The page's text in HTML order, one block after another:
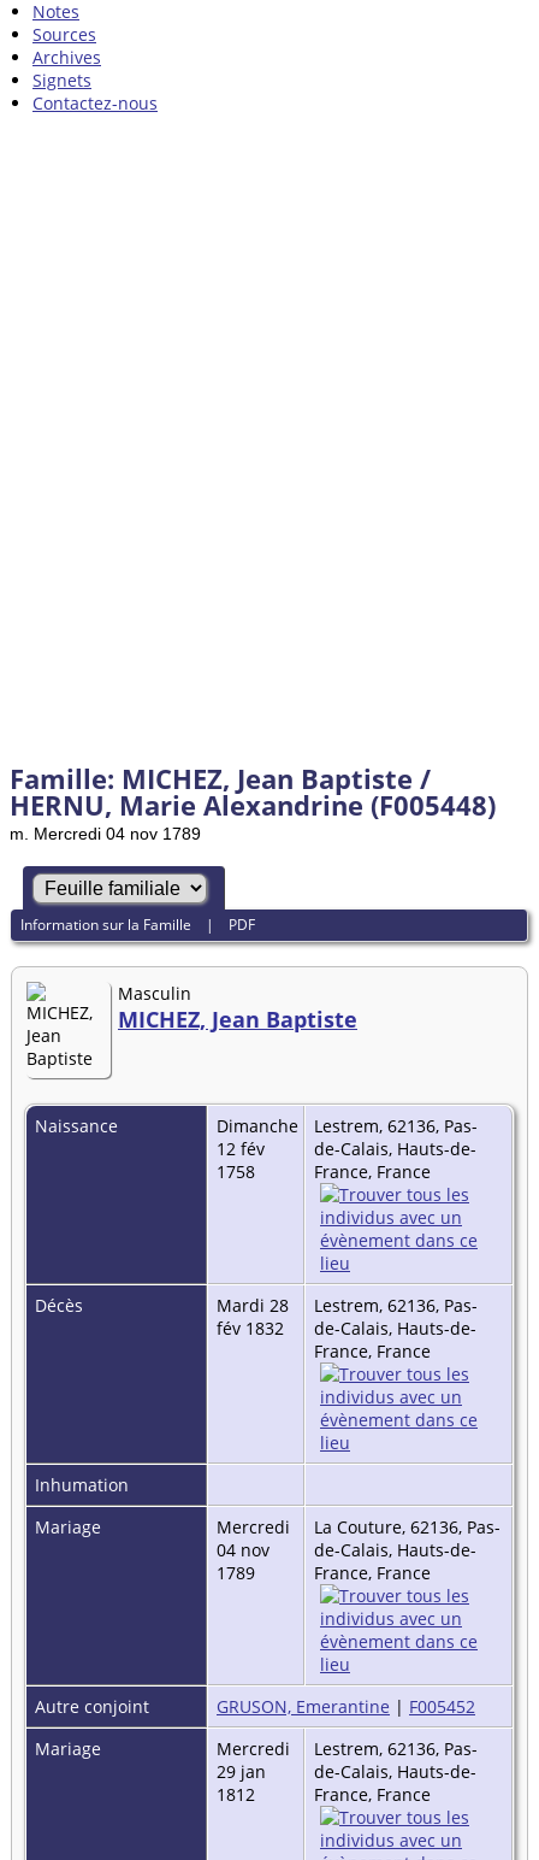
Notes
Sources
Archives
Signets
Contactez-nous
Famille: MICHEZ, Jean Baptiste /
HERNU, Marie Alexandrine (F005448)
m. Mercredi 04 nov 1789
Information sur la Famille | PDF
Masculin
MICHEZ, Jean Baptiste
Naissance
Dimanche
12 fév
1758
Lestrem, 62136, Pas-
de-Calais, Hauts-de-
France, France
Décès
Mardi 28
fév 1832
Lestrem, 62136, Pas-
de-Calais, Hauts-de-
France, France
Inhumation
Mariage
Mercredi
04 nov
1789
La Couture, 62136, Pas-
de-Calais, Hauts-de-
France, France
Autre conjoint GRUSON, Emerantine | F005452
Mariage
Mercredi
29 jan
1812
Lestrem, 62136, Pas-
de-Calais, Hauts-de-
France, France